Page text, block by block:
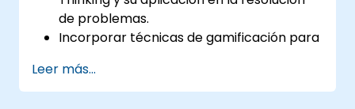
de problemas.
Incorporar técnicas de gamificación para
Desarrollar soluciones creativas y
prácticas a los problemas comunes del
Leer más...